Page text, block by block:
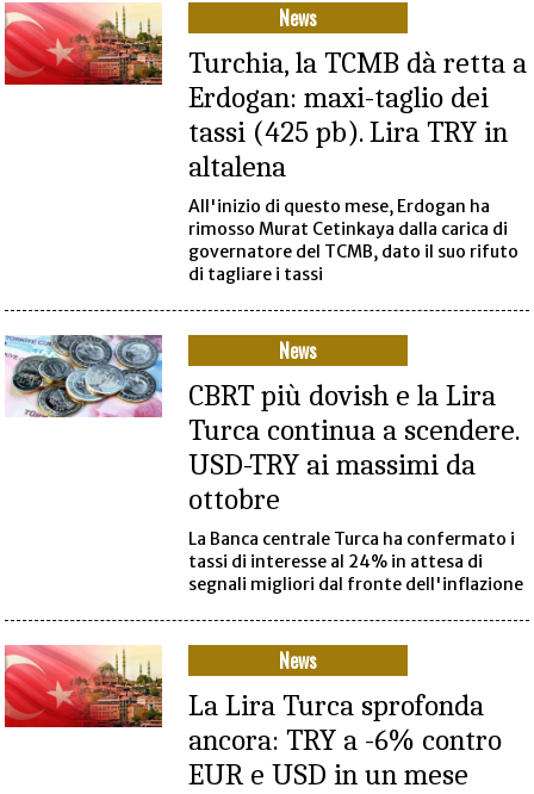
News
Turchia, la TCMB dà retta a
Erdogan: maxi-taglio dei
tassi (425 pb). Lira TRY in
altalena
All'inizio di questo mese, Erdogan ha
rimosso Murat Cetinkaya dalla carica di
governatore del TCMB, dato il suo rifuto
di tagliare i tassi
News
CBRT più dovish e la Lira
Turca continua a scendere.
USD-TRY ai massimi da
ottobre
La Banca centrale Turca ha confermato i
tassi di interesse al 24% in attesa di
segnali migliori dal fronte dell'inflazione
News
La Lira Turca sprofonda
ancora: TRY a -6% contro
EUR e USD in un mese